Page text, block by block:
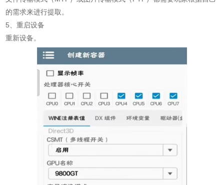
的需求来进行提取。
5、重启设备
重新设备。